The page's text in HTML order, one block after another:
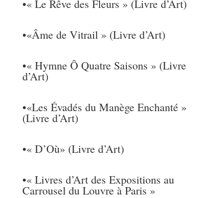
•« Le Rêve des Fleurs » (Livre d’Art)
•«Âme de Vitrail » (Livre d’Art)
•« Hymne Ô Quatre Saisons » (Livre
d’Art)
•«Les Évadés du Manège Enchanté »
(Livre d’Art)
•« D’Où» (Livre d’Art)
•« Livres d’Art des Expositions au
Carrousel du Louvre à Paris »